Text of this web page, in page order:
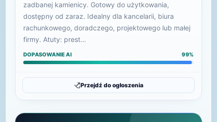
zadbanej kamienicy. Gotowy do użytkowania,
dostępny od zaraz. Idealny dla kancelarii, biura
rachunkowego, doradczego, projektowego lub małej
firmy. Atuty: prest…
DOPASOWANIE AI 99%
Przejdź do ogłoszenia